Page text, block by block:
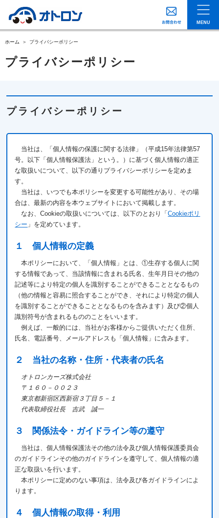
MENU
ホーム プライバシーポリシー
プライバシーポリシー
プライバシーポリシー
当社は、「個人情報の保護に関する法律」（平成15年法律第57
号。以下「個人情報保護法」という。）に基づく個人情報の適正
な取扱いについて、以下の通りプライバシーポリシーを定めま
す。
当社は、いつでも本ポリシーを変更する可能性があり、その場
合は、最新の内容を本ウェブサイトにおいて掲載します。
なお、Cookieの取扱いについては、以下のとおり「Cookieポリ
シー 」を定めています。
１ 個人情報の定義
本ポリシーにおいて、「個人情報」とは、①生存する個人に関
する情報であって、当該情報に含まれる氏名、生年月日その他の
記述等により特定の個人を識別することができることとなるもの
（他の情報と容易に照合することができ、それにより特定の個人
を識別することができることとなるものを含みます）及び②個人
識別符号が含まれるもののことをいいます。
例えば、一般的には、当社がお客様からご提供いただく住所、
氏名、電話番号、メールアドレスも「個人情報」に含みます。
２ 当社の名称・住所・代表者の氏名
オトロンカーズ株式会社
〒１６０－００２３
東京都新宿区西新宿３丁目５－１
代表取締役社長 吉武 誠一
３ 関係法令・ガイドライン等の遵守
当社は、個人情報保護法その他の法令及び個人情報保護委員会
のガイドラインその他のガイドラインを遵守して、個人情報の適
正な取扱いを行います。
本ポリシーに定めのない事項は、法令及び各ガイドラインによ
ります。
４ 個人情報の取得・利用